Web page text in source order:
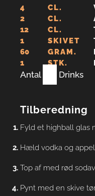
4 CL.
2
CL.
12
CL.
1
SKIVET
60
GRAM.
1
STK.
Antal Drinks
Tilberedning
Fyld et highball glas
Hæld vodka og
Top af med rød
Pynt med en skive